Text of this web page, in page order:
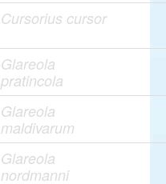
Cursorius cursor
Glareola
pratincola
Glareola
maldivarum
Glareola
nordmanni